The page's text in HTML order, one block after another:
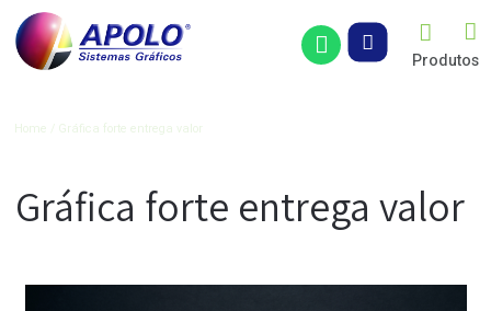
Artigos
Gráfica forte entrega